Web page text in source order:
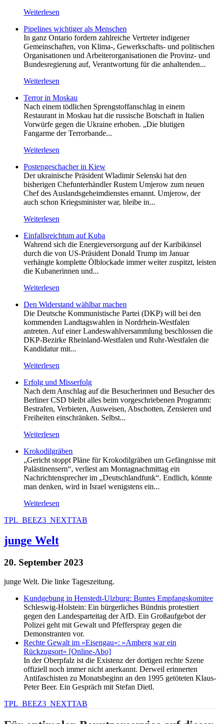
Weiterlesen
Pipelines wichtiger als Menschen
In ganz Ontario fordern zahlreiche Vertreter indigener
Gemeinschaften, von Klima-, Gewerkschafts- und politischen
Organisationen und Arbeiterorganisationen die Provinz- und
Bundesregierung auf, Verantwortung für die anhaltenden...
Weiterlesen
Terror in Moskau
Nach einem tödlichen Sprengstoffanschlag in einem
Restaurant in Moskau hat die russische Botschaft in Italien
Vorwürfe gegen die Ukraine erhoben. „Die blutigen
Fangarme der Terrorbande...
Weiterlesen
Postengeschacher in Kiew
Der ukrainische Präsident Wladimir Selenski hat den
bisherigen Chefunterhändler Rustem Umjerow zum neuen
Chef des Auslandsgeheimdienstes ernannt. Umjerow, der
auch schon Kriegsminister war, bleibe in...
Weiterlesen
Einfallsreichtum auf Kuba
Wahrend sich die Energieversorgung auf der Karibikinsel
durch die von US-Präsident Donald Trump im Januar
verhängte komplette Ölblockade immer weiter zuspitzt, leisten
die Kubanerinnen und...
Weiterlesen
Den Widerstand wählbar machen
Die Deutsche Kommunistische Partei (DKP) will bei den
kommenden Landtagswahlen in Nordrhein-Westfalen
antreten. Auf einer Landeswahlversammlung beschlossen die
DKP-Bezirke Rheinland-Westfalen und Ruhr-Westfalen die
Kandidatur mit...
Weiterlesen
Erfolg und Misserfolg
Nach dem Anschlag auf die Besucherinnen und Besucher des
Berliner CSD bleibt alles beim vorgeschriebenen Programm:
Bestrafen, Verbieten, Ausweisen, Abschotten, Zensieren und
Freiheiten einschränken. Selbst...
Weiterlesen
Krokodilgräben
„Gericht stoppt Pläne für Krokodilgräben um Gefängnisse mit
Palästinensern“, verliest am Montagnachmittag ein
Nachrichtensprecher im „Deutschlandfunk“. Endlich, könnte
man denken, wird in Israel wenigstens ein...
Weiterlesen
TPL_BEEZ3_NEXTTAB
junge Welt
20. September 2023
junge Welt. Die linke Tageszeitung.
Kundgebung in Henstedt-Ulzburg: Buntes Empfangskomitee
Schleswig-Holstein: Ein bürgerliches Bündnis protestiert
gegen den Landesparteitag der AfD. Ein Großaufgebot der
Polizei geht mit Gewalt und Pfefferspray gegen die
Demonstranten vor.
Rechte Gewalt im »Eisengau«: »Amberg war ein
Rückzugsort« [Online-Abo]
In der Oberpfalz ist die Existenz der dortigen rechte Szene
offiziell noch immer nicht anerkannt. Derweil erinnerten
Antifaschisten zu Monatsbeginn an den 1995 getöteten Klaus-
Peter Beer. Ein Gespräch mit Stefan Dietl.
TPL_BEEZ3_NEXTTAB